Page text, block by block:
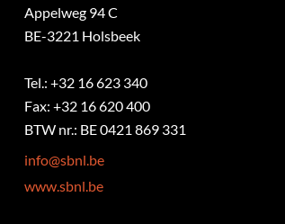
Appelweg 94 C
BE-3221 Holsbeek
Tel.: +32 16 623 340
Fax: +32 16 620 400
BTW nr.: BE 0421 869 331
info@sbnl.be
www.sbnl.be